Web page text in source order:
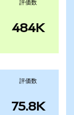
評価数
484K
評価数
75.8K